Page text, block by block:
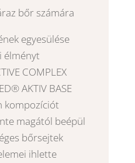
bőr számára
egyesülése
élményt
COMPLEX
AKTIV BASE
kompozíciót
magától beépül
bőrsejtek
ihlette